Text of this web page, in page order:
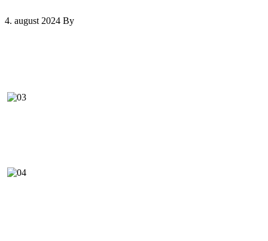
4. august 2024 By